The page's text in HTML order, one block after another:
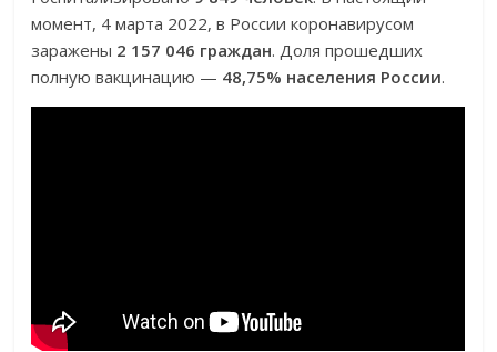
момент, 4 марта 2022, в России коронавирусом
заражены 2 157 046 граждан. Доля прошедших
полную вакцинацию — 48,75% населения России.